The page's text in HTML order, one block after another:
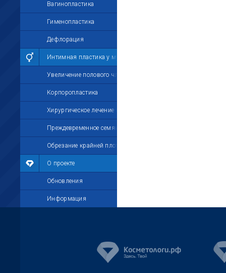
Вагинопластика
Гименопластика
Дефлорация
Интимная пластика у мужчин
Увеличение полового члена
Корпоропластика
Хирургическое лечение импотенции
Преждевременное семяизвержение
Обрезание крайней плоти
О проекте
Обновления
Информация